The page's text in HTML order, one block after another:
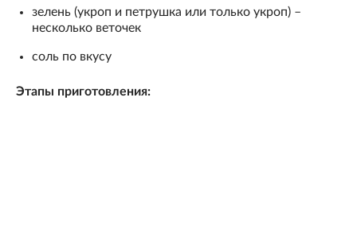
зелень (укроп и петрушка или только укроп) –
несколько веточек
соль по вкусу
Этапы приготовления: